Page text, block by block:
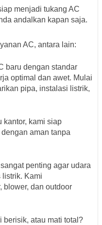
menjadi tukang AC
andalkan kapan saja.
AC, antara lain:
baru dengan standar
optimal dan awet. Mulai
pipa, instalasi listrik,
kantor, kami siap
aman tanpa
penting agar udara
listrik. Kami
blower, dan outdoor
berisik, atau mati total?